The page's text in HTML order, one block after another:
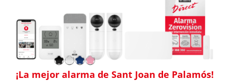
¡La mejor alarma de Sant Joan de Palamós!